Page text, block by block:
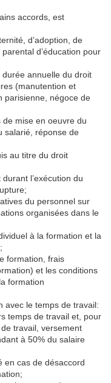
accords, est
d’adoption, de
d’éducation pour
annuelle du droit
(manutention et
parisienne, négoce de
de mise en oeuvre du
salarié, réponse de
au titre du droit
l’exécution du
du personnel sur
organisées dans le
à la formation et la
formation, frais
et les conditions
formation
avec le temps de travail:
temps de travail et, pour
travail, versement
à 50% du salaire
en cas de désaccord